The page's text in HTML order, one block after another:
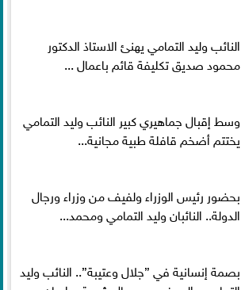
النائب وليد التمامي يهنئ الاستاذ الدكتور
محمود صديق تكليفة قائم باعمال ...
وسط إقبال جماهيري كبير النائب وليد التمامي
يختتم أضخم قافلة طبية مجانية...
بحضور رئيس الوزراء ولفيف من وزراء ورجال
الدولة.. النائبان وليد التمامي ومحمد...
بصمة إنسانية في ”جلال وعتيبة”.. النائب وليد